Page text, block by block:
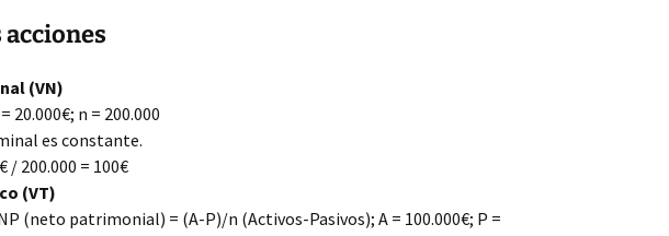
acciones
(VN)
20.000€; n = 200.000
es constante.
/ 200.000 = 100€
(VT)
(neto patrimonial) = (A-P)/n (Activos-Pasivos); A = 100.000€; P =